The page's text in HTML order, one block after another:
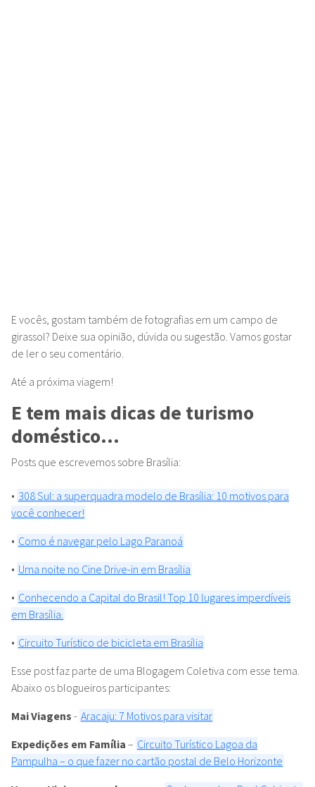
E tem mais dicas de turismo
doméstico...
Posts que escrevemos sobre Brasília:
•308 Sul: a superquadra modelo de Brasília: 10 motivos para
você conhecer!
•Como é navegar pelo Lago Paranoá
• Uma noite no Cine Drive-in em Brasília
em Brasília.
• Circuito Turístico de bicicleta em Brasília
Esse post faz parte de uma Blogagem Coletiva com esse tema.
Abaixo os blogueiros participantes:
Mai Viagens-Aracaju: 7 Motivos para visitar
Expedições em Família– Circuito Turístico Lagoa da
Pampulha – o que fazer no cartão postal de Belo Horizonte
Vamos Viajar pra onde agora-Conhecendo o Real Gabinete
Viajante Econômica- Baixada Santista: o que fazer em São